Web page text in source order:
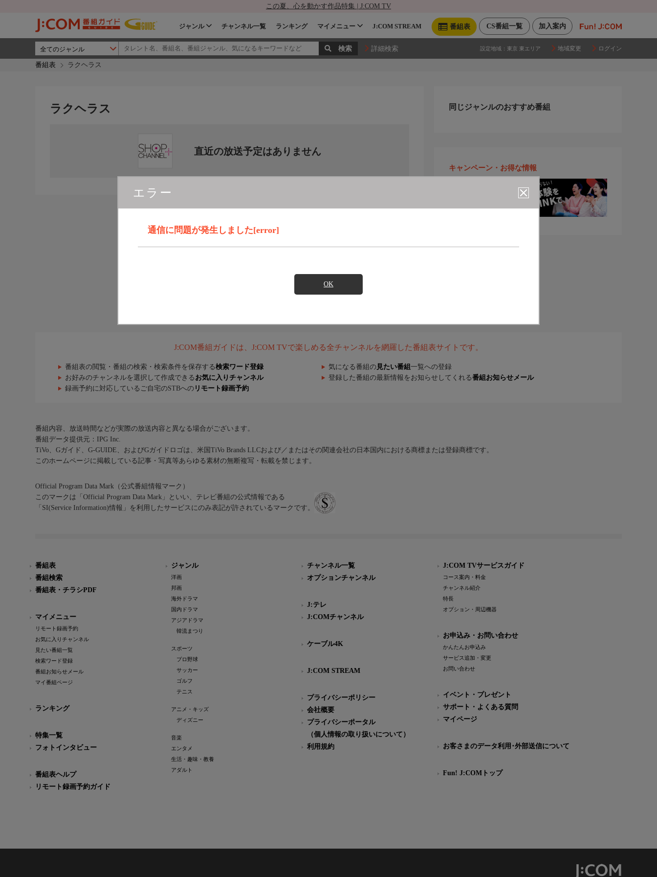
この夏、心を動かす作品特集 | J:COM TV
加入案内
CS番組一覧
番組表
ジャンル チャンネル一覧 ランキング マイメニュー J:COM STREAM
詳細検索 設定地域： 東京 東エリア 地域変更 ログイン
番組表 ラクヘラス
エラー
通信に問題が発生しました[error]
OK
ラクヘラス
直近の放送予定はありません
同じジャンルのおすすめ番組
キャンペーン・お得な情報
J:COM番組ガイドは、J:COM TVで楽しめる全チャンネルを網羅した番組表サイトです。
番組表の閲覧・番組の検索・検索条件を保存する検索ワード登録 気になる番組の 見たい番組 一覧への登録
お好みのチャンネルを選択して作成できる お気に入りチャンネル 登録した番組の最新情報をお知らせしてくれる番組お知らせメール
録画予約に対応しているご自宅のSTBへの リモート録画予約
番組内容、放送時間などが実際の放送内容と異なる場合がございます。
番組データ提供元：IPG Inc.
TiVo、Gガイド、G-GUIDE、およびGガイドロゴは、米国TiVo Brands LLCおよび／またはその関連会社の日本国内における商標または登録商標です。
このホームページに掲載している記事・写真等あらゆる素材の無断複写・転載を禁じます。
Official Program Data Mark（公式番組情報マーク）
このマークは「Official Program Data Mark」といい、テレビ番組の公式情報である
「SI(Service Information)情報」を利用したサービスにのみ表記が許されているマークです。
番組表
番組検索
番組表・チラシPDF
マイメニュー
リモート録画予約
お気に入りチャンネル
見たい番組一覧
検索ワード登録
番組お知らせメール
マイ番組ページ
ランキング
特集一覧
フォトインタビュー
番組表ヘルプ
リモート録画予約ガイド
ジャンル
洋画
邦画
海外ドラマ
国内ドラマ
アジアドラマ
韓流まつり
スポーツ
プロ野球
サッカー
ゴルフ
テニス
アニメ・キッズ
ディズニー
音楽
エンタメ
生活・趣味・教養
アダルト
チャンネル一覧
オプションチャンネル
J:テレ
J:COMチャンネル
ケーブル4K
J:COM STREAM
プライバシーポリシー
会社概要
プライバシーポータル
（個人情報の取り扱いについて）
利用規約
J:COM TVサービスガイド
コース案内・料金
チャンネル紹介
特長
オプション・周辺機器
お申込み・お問い合わせ
かんたんお申込み
サービス追加・変更
お問い合わせ
イベント・プレゼント
サポート・よくある質問
マイページ
お客さまのデータ利用･外部送信について
Fun! J:COMトップ